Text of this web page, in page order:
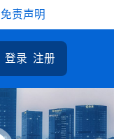
免责声明
登录 注册